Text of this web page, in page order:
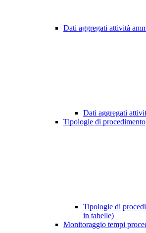
Dati aggregati attività
Dati aggregati
Tipologie di procedimento
Tipologie di
in tabelle)
Monitoraggio tempi